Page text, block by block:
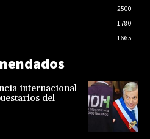
2500
1780
1665
internacional
del